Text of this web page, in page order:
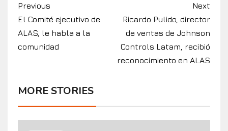
Previous
El Comité ejecutivo de
ALAS, le habla a la
comunidad
Next
Ricardo Pulido, director
de ventas de Johnson
Controls Latam, recibió
reconocimiento en ALAS
MORE STORIES